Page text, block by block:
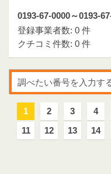
0193-67-0000～0193-
登録事業者数: 0 件
クチコミ件数: 0 件
1 2 3 4
11
12 13 14